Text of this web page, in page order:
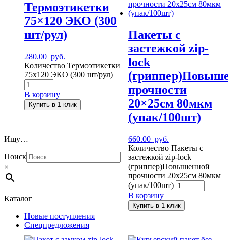
Термоэтикетки
75×120 ЭКО (300
шт/рул)
280.00 руб.
Количество Термоэтикетки
75x120 ЭКО (300 шт/рул)
В корзину
Купить в 1 клик
Пакеты с
застежкой zip-
lock
прочности
20×25см 80мкм
(упак/100шт)
660.00 руб.
Количество Пакеты с
застежкой zip-lock
(гриппер)Повышенной
прочности 20x25см 80мкм
(упак/100шт)
В корзину
Купить в 1 клик
Ищу…
Поиск
×
Каталог
Новые поступления
Спецпредложения